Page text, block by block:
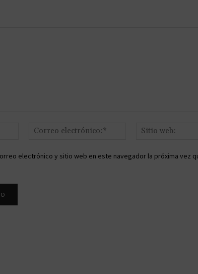
Nombre:*
Correo
electrónico y sitio web en este navegador la próxima vez